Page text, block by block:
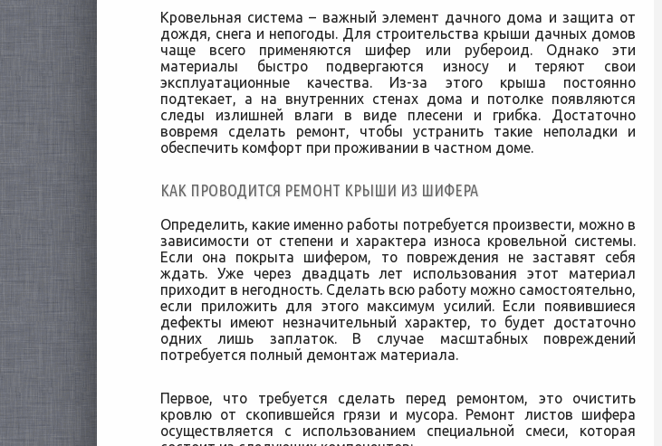
Кровельная система – важный элемент дачного дома и защита от
дождя, снега и непогоды. Для строительства крыши дачных домов
чаще всего применяются шифер или рубероид. Однако эти
материалы быстро подвергаются износу и теряют свои
эксплуатационные качества. Из-за этого крыша постоянно
подтекает, а на внутренних стенах дома и потолке появляются
следы излишней влаги в виде плесени и грибка. Достаточно
вовремя сделать ремонт, чтобы устранить такие неполадки и
обеспечить комфорт при проживании в частном доме.
КАК ПРОВОДИТСЯ РЕМОНТ КРЫШИ ИЗ ШИФЕРА
Определить, какие именно работы потребуется произвести, можно в
зависимости от степени и характера износа кровельной системы.
Если она покрыта шифером, то повреждения не заставят себя
ждать. Уже через двадцать лет использования этот материал
приходит в негодность. Сделать всю работу можно самостоятельно,
если приложить для этого максимум усилий. Если появившиеся
дефекты имеют незначительный характер, то будет достаточно
одних лишь заплаток. В случае масштабных повреждений
потребуется полный демонтаж материала.
Первое, что требуется сделать перед ремонтом, это очистить
кровлю от скопившейся грязи и мусора. Ремонт листов шифера
осуществляется с использованием специальной смеси, которая